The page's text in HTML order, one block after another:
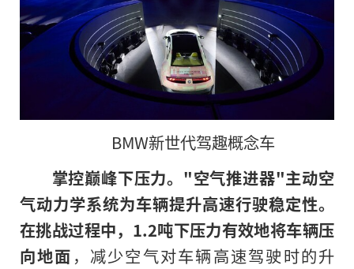
BMW新世代驾趣概念车
掌控巅峰下压力。"空气推进器"主动空
气动力学系统为车辆提升高速行驶稳定性。
在挑战过程中， 1.2吨下压力有效地将车辆压
向地面 ，减少空气对车辆高速驾驶时的升